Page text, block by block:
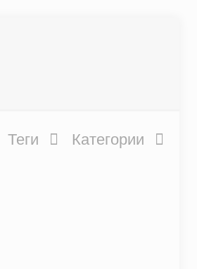
Категории
Теги